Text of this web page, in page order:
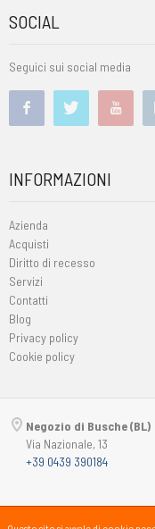
SOCIAL
Seguici sui social media
INFORMAZIONI
Azienda
Acquisti
Diritto di recesso
Servizi
Contatti
Blog
Privacy policy
Cookie policy
Negozio di Busche (BL)
Via Nazionale, 13
+39 0439 390184